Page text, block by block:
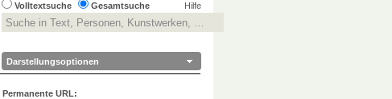
Hilfe
Volltextsuche Gesamtsuche
Darstellungsoptionen
Permanente URL: